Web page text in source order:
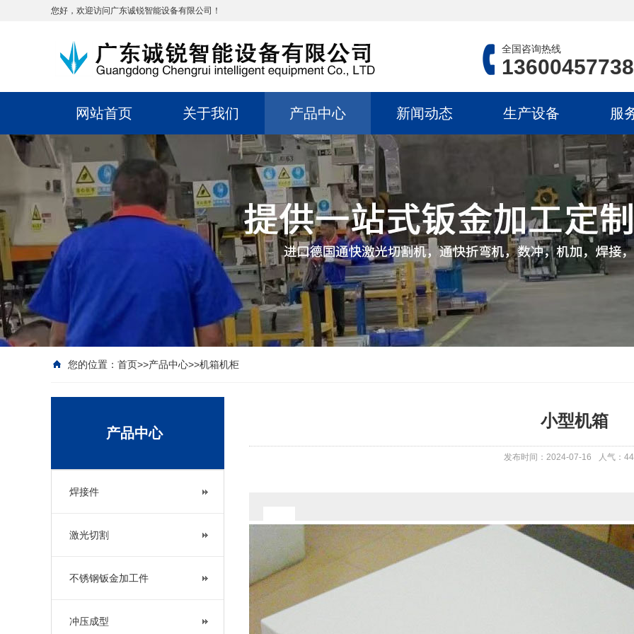
您好，欢迎访问广东诚锐智能设备有限公司！
全国咨询热线
13600457738
网站首页 关于我们 产品中心 新闻动态 生产设备 服
您的位置： 首页>>产品中心>>机箱机柜
产品中心
焊接件
激光切割
不锈钢钣金加工件
冲压成型
小型机箱
发布时间：2024-07-16 人气：